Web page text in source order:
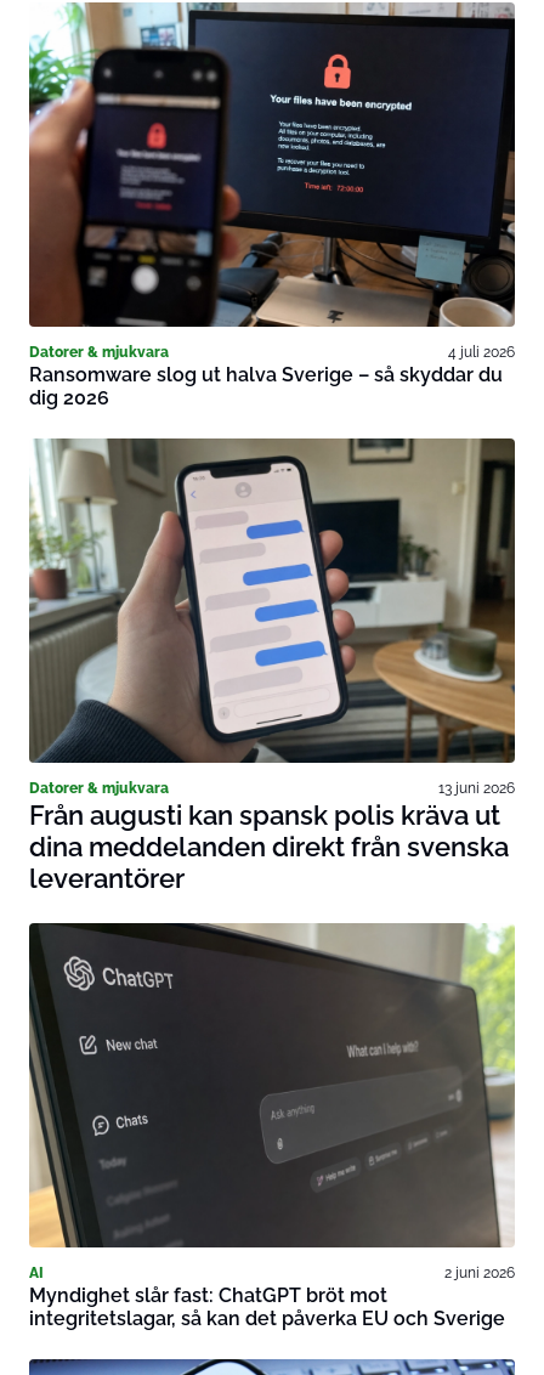
Datorer & mjukvara 4 juli 2026
Ransomware slog ut halva Sverige – så skyddar du
dig 2026
Datorer & mjukvara 13 juni 2026
Från augusti kan spansk polis kräva ut
dina meddelanden direkt från svenska
leverantörer
AI 2 juni 2026
Myndighet slår fast: ChatGPT bröt mot
integritetslagar, så kan det påverka EU och Sverige